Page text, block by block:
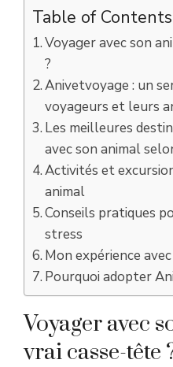
Table of Contents
Voyager avec son
?
Anivetvoyage : un
voyageurs et leurs
Les meilleures
avec son animal
Activités et
animal
Conseils pratiques
stress
Mon expérience
Pourquoi adopter
Voyager avec
vrai casse-tête